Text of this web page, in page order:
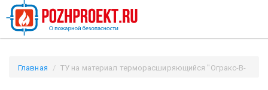
Главная
ТУ на материал терморасширяющийся "Огракс-В-